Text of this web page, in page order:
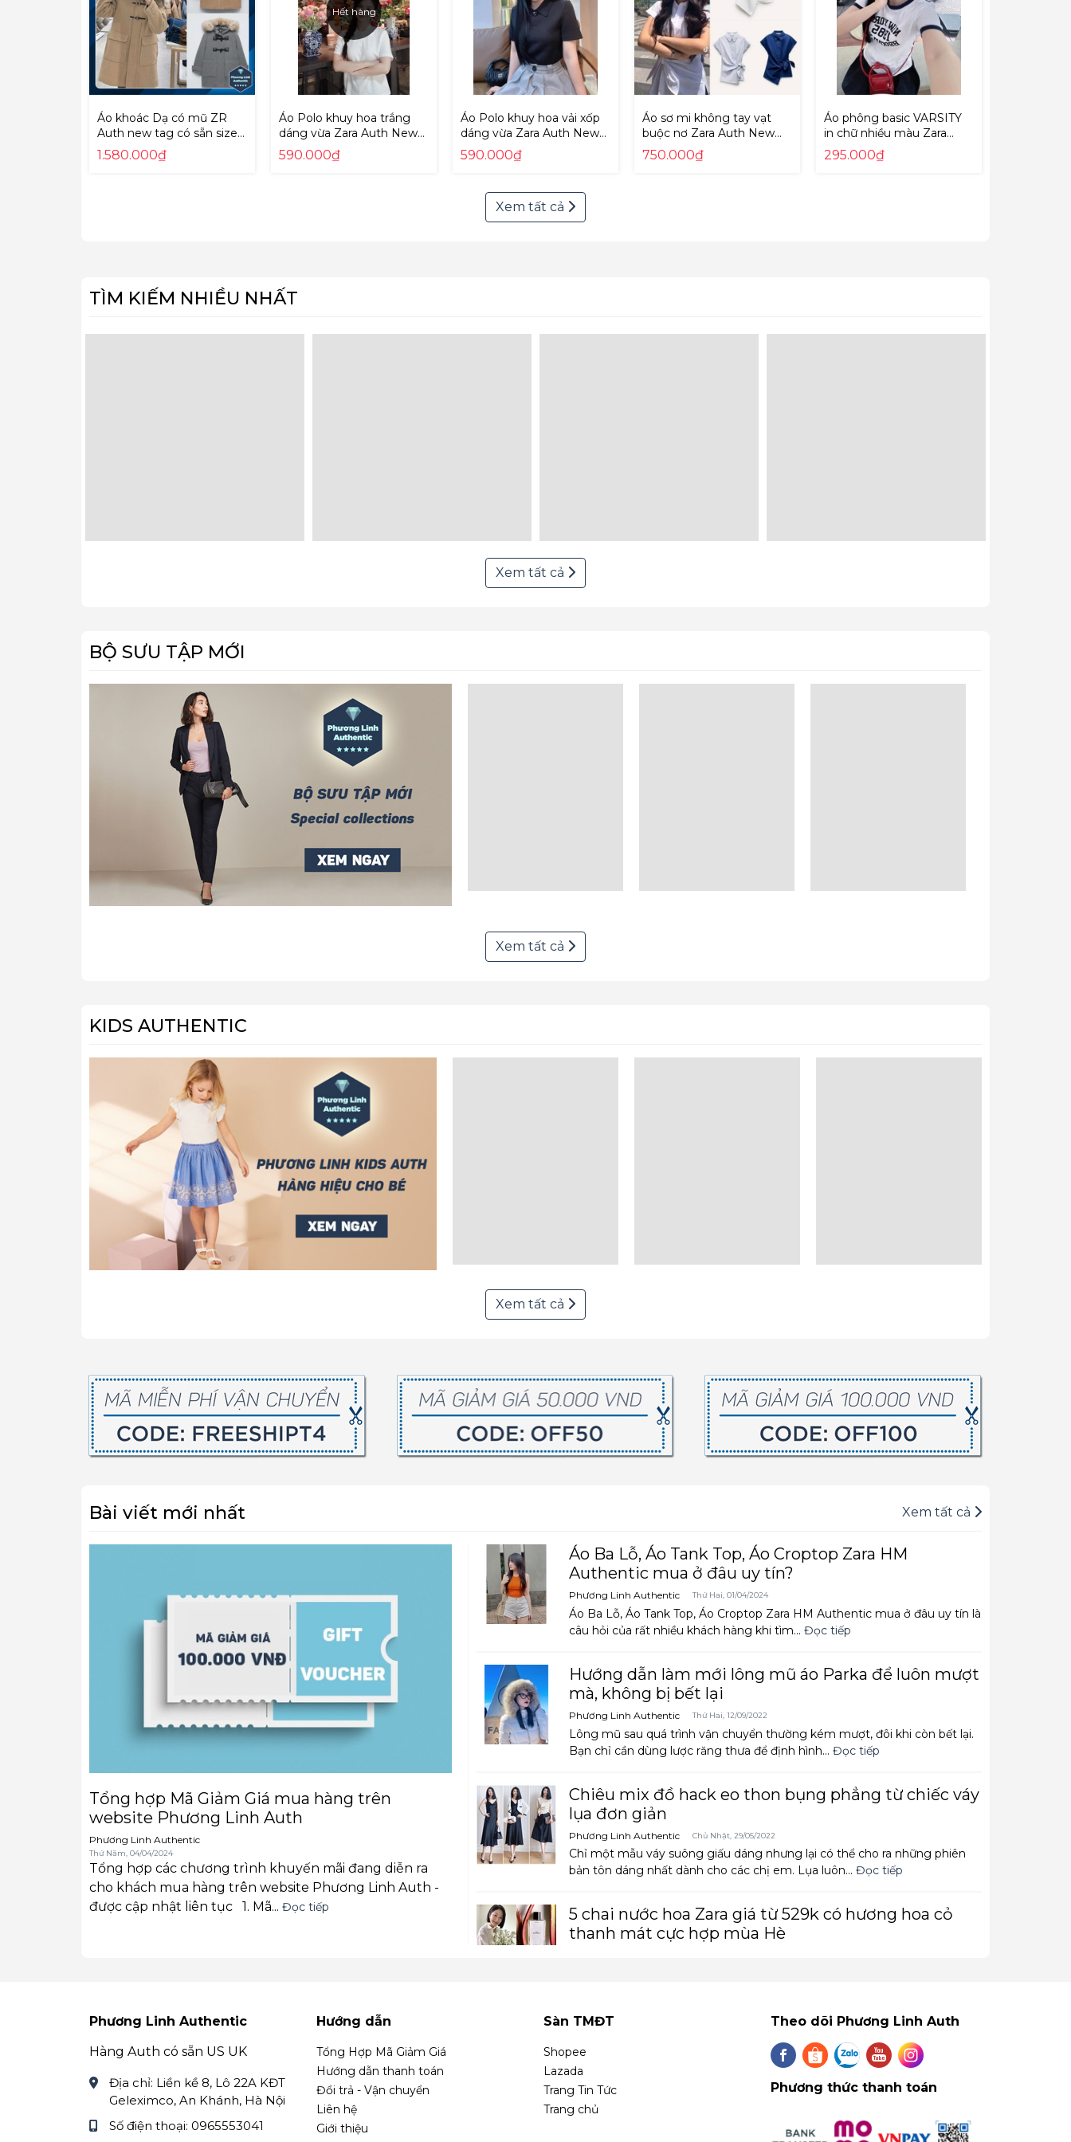
Áo khoác Dạ có mũ ZR
Auth new tag có sẵn size
Kid người lớn mặc được
1.580.000₫
Hết hàng
Áo Polo khuy hoa trắng
dáng vừa Zara Auth New
Tag có sẵn 5070/159
5070159
590.000₫
Áo Polo khuy hoa vải xốp
dáng vừa Zara Auth New
Tag có sẵn 5070/150
5070150
590.000₫
Áo sơ mi không tay vạt
buộc nơ Zara Auth New
Tag có sẵn 9479/048
9479048
750.000₫
Áo phông basic VARSITY
in chữ nhiều màu Zara
Auth New Tag có sẵn
5643/319 5643319
295.000₫
Xem tất cả
TÌM KIẾM NHIỀU NHẤT
Xem tất cả
BỘ SƯU TẬP MỚI
Xem tất cả
KIDS AUTHENTIC
Xem tất cả
Bài viết mới nhất Xem tất cả
Tổng hợp Mã Giảm Giá mua hàng trên
website Phương Linh Auth
Phương Linh Authentic
Thứ Năm, 04/04/2024
Tổng hợp các chương trình khuyến mãi đang diễn ra
cho khách mua hàng trên website Phương Linh Auth -
được cập nhật liên tục 1. Mã... Đọc tiếp
Áo Ba Lỗ, Áo Tank Top, Áo Croptop Zara HM
Authentic mua ở đâu uy tín?
Phương Linh Authentic Thứ Hai, 01/04/2024
Áo Ba Lỗ, Áo Tank Top, Áo Croptop Zara HM Authentic mua ở đâu uy tín là
câu hỏi của rất nhiều khách hàng khi tìm... Đọc tiếp
Hướng dẫn làm mới lông mũ áo Parka để luôn mượt
mà, không bị bết lại
Phương Linh Authentic Thứ Hai, 12/09/2022
Lông mũ sau quá trình vận chuyển thường kém mượt, đôi khi còn bết lại.
Bạn chỉ cần dùng lược răng thưa để định hình... Đọc tiếp
Chiêu mix đồ hack eo thon bụng phẳng từ chiếc váy
lụa đơn giản
Phương Linh Authentic Chủ Nhật, 29/05/2022
Chỉ một mẫu váy suông giấu dáng nhưng lại có thể cho ra những phiên
bản tôn dáng nhất dành cho các chị em. Lụa luôn... Đọc tiếp
5 chai nước hoa Zara giá từ 529k có hương hoa cỏ
thanh mát cực hợp mùa Hè
Đồ Zara, H&M sao Hàn vừa diện: Toàn váy áo xinh
yêu, hợp với mùa Hè
Phương Linh Authentic
Mùa Hè chưa biết mặc gì vừa đẹp vừa tôn dáng, trẻ trung thì bạn có thể
học ngay Sakure diện set áo crop top...
Phương Linh Authentic
Hàng Auth có sẵn US UK
Địa chỉ: Liền kề 8, Lô 22A KĐT
Geleximco, An Khánh, Hà Nội
Số điện thoại: 0965553041
Hướng dẫn
Tổng Hợp Mã Giảm Giá
Hướng dẫn thanh toán
Đổi trả - Vận chuyển
Liên hệ
Giới thiệu
Sàn TMĐT
Shopee
Lazada
Trang Tin Tức
Trang chủ
Theo dõi Phương Linh Auth
Phương thức thanh toán